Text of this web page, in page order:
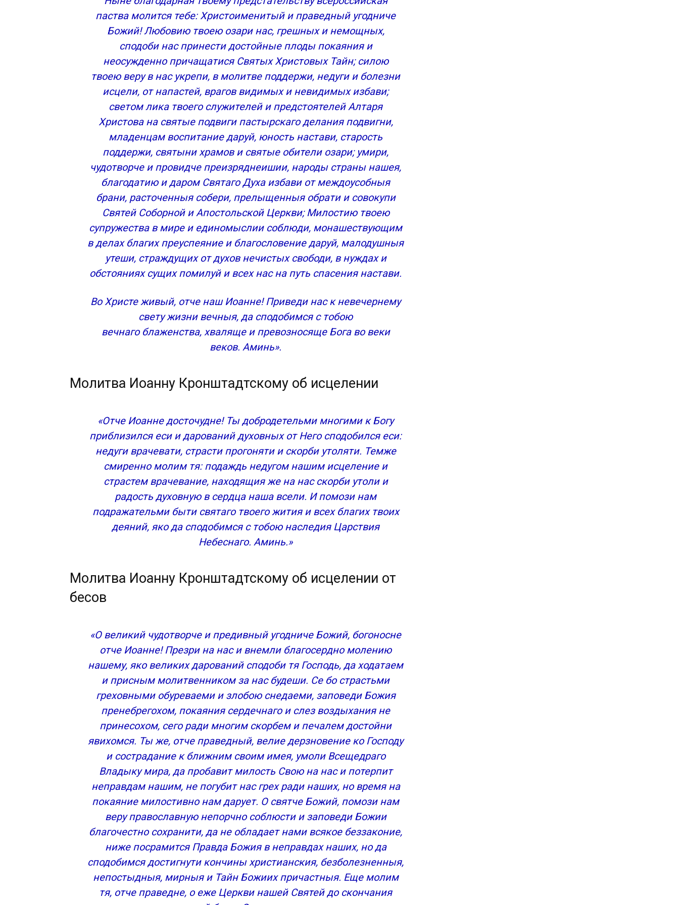
Смерть смиренного праведника
О чем просят Иоанна Кронштадтского?
Молитвы святому Иоанну Кронштадтскому
Молитва ко святому праведному Иоанну, пресвитеру Кронштадтскому,
чудотворцу
Молитва Иоанну Кронштадтскому (2)
МОЛИТВА ПРЕСВЯТОЙ БОГОРОДИЦЕ
МОЛИТВА КО ГОСПОДУ
МОЛИТВА УТРЕННЯЯ
МОЛИТВА ОТ ПЬЯНСТВА
МОЛИТВА ПО ВЫЗДОРОВЛЕНИИ
МОЛИТВА О СПАСЕНИИ КОГО-ЛИБО ОТ ТЕЛЕСНОЙ СМЕРТИ
МОЛИТВА О ГОРДЫХ И СТРОПТИВЫХ
МОЛИТВА О ЗЛОБНЫХ
МОЛИТВА О СРЕБРОЛЮБИВЫХ И ЖАДНЫХ
МОЛИТВА О ЗАВИСТЛИВЫХ
МОЛИТВА К БОЖИЕЙ МАТЕРИ
МОЛИТВА ОБ ИСЦЕЛЕНИИ КО ГОСПОДУ
зависимостью
Как правильно читать молитву Иоанну Кронштадтскому от пьянства
паства молится тебе: Христоименитый и праведный угодниче
Божий! Любовию твоею озари нас, грешных и немощных,
сподоби нас принести достойные плоды покаяния и
неосужденно причащатися Святых Христовых Тайн; силою
твоею веру в нас укрепи, в молитве поддержи, недуги и болезни
исцели, от напастей, врагов видимых и невидимых избави;
светом лика твоего служителей и предстоятелей Алтаря
Христова на святые подвиги пастырскаго делания подвигни,
младенцам воспитание даруй, юность настави, старость
поддержи, святыни храмов и святые обители озари; умири,
чудотворче и провидче преизряднеишии, народы страны нашея,
благодатию и даром Святаго Духа избави от междоусобныя
брани, расточенныя собери, прелыщенныя обрати и совокупи
Святей Соборной и Апостольской Церкви; Милостию твоею
супружества в мире и единомыслии соблюди, монашествующим
в делах благих преуспеяние и благословение даруй, малодушныя
утеши, страждущих от духов нечистых свободи, в нуждах и
обстояниях сущих помилуй и всех нас на путь спасения настави.
Во Христе живый, отче наш Иоанне! Приведи нас к невечернему
свету жизни вечныя, да сподобимся с тобою
вечнаго блаженства, хваляще и превозносяще Бога во веки
веков. Аминь».
Молитва Иоанну Кронштадтскому об исцелении
«Отче Иоанне досточудне! Ты добродетельми многими к Богу
приблизился еси и дарований духовных от Него сподобился еси:
недуги врачевати, страсти прогоняти и скорби утоляти. Темже
смиренно молим тя: подаждь недугом нашим исцеление и
страстем врачевание, находящия же на нас скорби утоли и
радость духовную в сердца наша всели. И помози нам
подражательми быти святаго твоего жития и всех благих твоих
деяний, яко да сподобимся с тобою наследия Царствия
Небеснаго. Аминь.»
Молитва Иоанну Кронштадтскому об исцелении от
бесов
«О великий чудотворче и предивный угодниче Божий, богоносне
отче Иоанне! Презри на нас и внемли благосердно молению
нашему, яко великих дарований сподоби тя Господь, да ходатаем
и присным молитвенником за нас будеши. Се бо страстьми
греховными обуреваеми и злобою снедаеми, заповеди Божия
пренебрегохом, покаяния сердечнаго и слез воздыхания не
принесохом, сего ради многим скорбем и печалем достойни
явихомся. Ты же, отче праведный, велие дерзновение ко Господу
и сострадание к ближним своим имея, умоли Всещедраго
Владыку мира, да пробавит милость Свою на нас и потерпит
неправдам нашим, не погубит нас грех ради наших, но время на
покаяние милостивно нам дарует. О святче Божий, помози нам
веру православную непорчно соблюсти и заповеди Божии
благочестно сохранити, да не обладает нами всякое беззаконие,
ниже посрамится Правда Божия в неправдах наших, но да
сподобимся достигнути кончины христианския, безболезненныя,
непостыдныя, мирныя и Тайн Божиих причастныя. Еще молим
тя, отче праведне, о еже Церкви нашей Святей до скончания